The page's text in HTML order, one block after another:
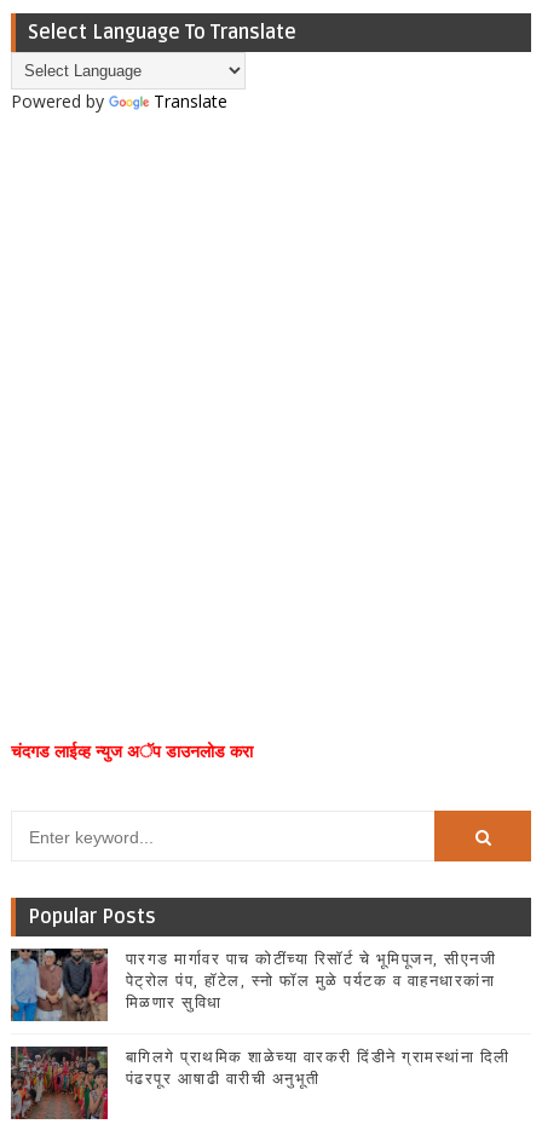
Select Language To Translate
Powered by Translate
चंदगड लाईव्ह न्युज अॅप डाउनलोड करा
Popular Posts
पारगड मार्गावर पाच कोटींच्या रिसॉर्ट चे भूमिपूजन, सीएनजी
पेट्रोल पंप, हॉटेल, स्नो फॉल मुळे पर्यटक व वाहनधारकांना
मिळणार सुविधा
बागिलगे प्राथमिक शाळेच्या वारकरी दिंडीने ग्रामस्थांना दिली
पंढरपूर आषाढी वारीची अनुभूती